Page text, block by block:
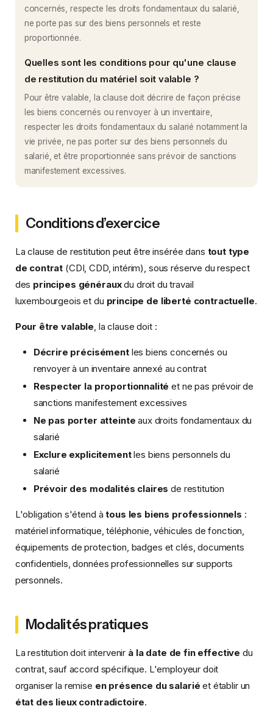
concernés, respecte les droits fondamentaux du salarié,
ne porte pas sur des biens personnels et reste
proportionnée.
Quelles sont les conditions pour qu'une clause
de restitution du matériel soit valable ?
Pour être valable, la clause doit décrire de façon précise
les biens concernés ou renvoyer à un inventaire,
respecter les droits fondamentaux du salarié notamment la
vie privée, ne pas porter sur des biens personnels du
salarié, et être proportionnée sans prévoir de sanctions
manifestement excessives.
Conditions d’exercice
La clause de restitution peut être insérée dans tout type
de contrat (CDI, CDD, intérim), sous réserve du respect
des principes générauxdu droit du travail
luxembourgeois et du principe de liberté contractuelle.
Pour être valable , la clause doit :
Décrire précisémentles biens concernés ou
renvoyer à un inventaire annexé au contrat
Respecter la proportionnalité et ne pas prévoir de
sanctions manifestement excessives
Ne pas porter atteinte aux droits fondamentaux du
salarié
Exclure explicitementles biens personnels du
salarié
Prévoir des modalités claires de restitution
L'obligation s'étend àtous les biens professionnels :
matériel informatique, téléphonie, véhicules de fonction,
équipements de protection, badges et clés, documents
confidentiels, données professionnelles sur supports
personnels.
Modalités pratiques
La restitution doit intervenir à la date de fin effective du
contrat, sauf accord spécifique. L'employeur doit
organiser la remise en présence du salarié et établir un
état des lieux contradictoire.